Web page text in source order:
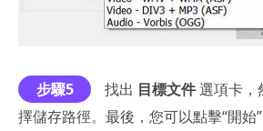
步驟5 找出 目標文件選項卡，
擇儲存路徑。最後，您可以點擊“開始”